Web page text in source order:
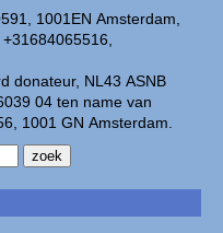
1001EN Amsterdam,
donateur, NL43 ASNB
04 ten name van
1001 GN Amsterdam.